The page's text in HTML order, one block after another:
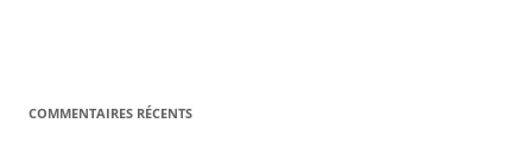
COMMENTAIRES RÉCENTS